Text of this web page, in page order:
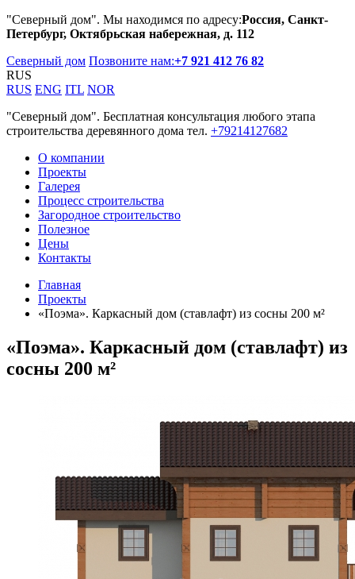
"Северный дом". Мы находимся по адресу:Россия, Санкт-
Петербург, Октябрьская набережная, д. 112
Северный дом Позвоните нам:+7 921 412 76 82
RUS
RUS ENG ITL NOR
"Северный дом". Бесплатная консультация любого этапа
строительства деревянного дома тел. +79214127682
О компании
Проекты
Галерея
Процесс строительства
Загородное строительство
Полезное
Цены
Контакты
Главная
Проекты
«Поэма». Каркасный дом (ставлафт) из сосны 200 м²
«Поэма». Каркасный дом (ставлафт) из
сосны 200 м²